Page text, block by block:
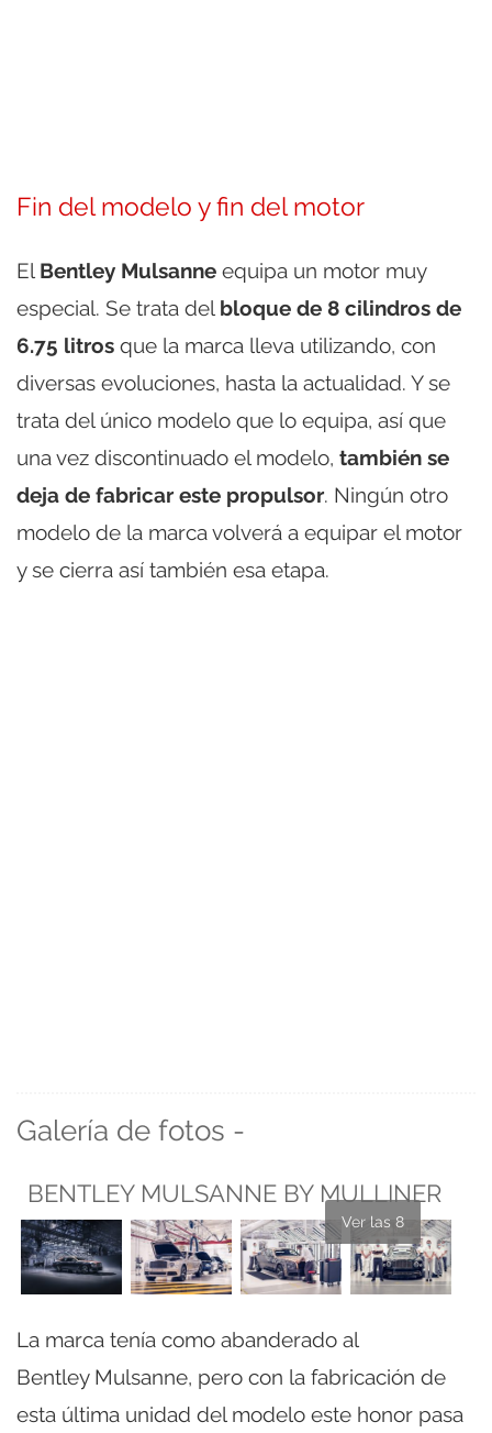
Fin del modelo y fin del motor
El Bentley Mulsanne equipa un motor muy
especial. Se trata del bloque de 8 cilindros de
6.75 litros que la marca lleva utilizando, con
diversas evoluciones, hasta la actualidad. Y se
trata del único modelo que lo equipa, así que
una vez discontinuado el modelo, también se
deja de fabricar este propulsor. Ningún otro
modelo de la marca volverá a equipar el motor
y se cierra así también esa etapa.
Galería de fotos -
BENTLEY MULSANNE BY MULLINER
Ver las 8
La marca tenía como abanderado al
Bentley Mulsanne, pero con la fabricación de
esta última unidad del modelo este honor pasa